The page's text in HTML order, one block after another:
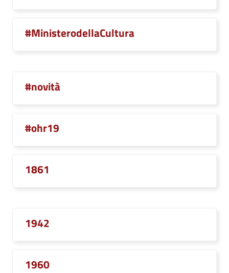
#MinisterodellaCultura
#novità
#ohr19
1861
1942
1960